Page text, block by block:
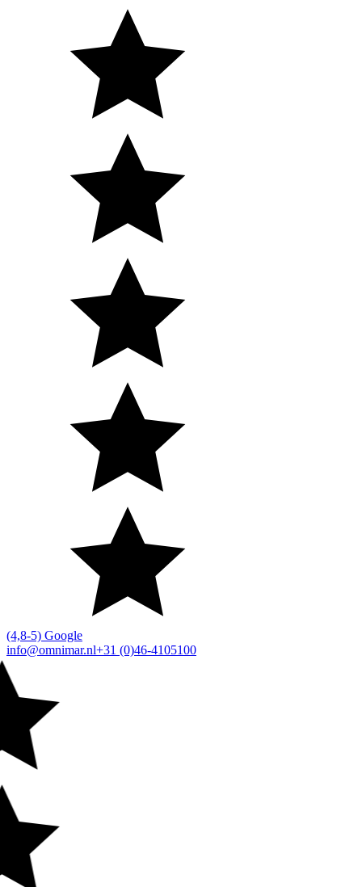
(4,8-5) Google
info@omnimar.nl+31 (0)46-4105100